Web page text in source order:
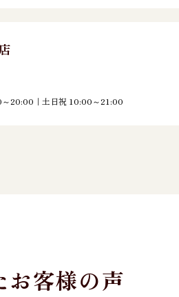
20:00｜土日祝 10:00～21:00
お客様の声